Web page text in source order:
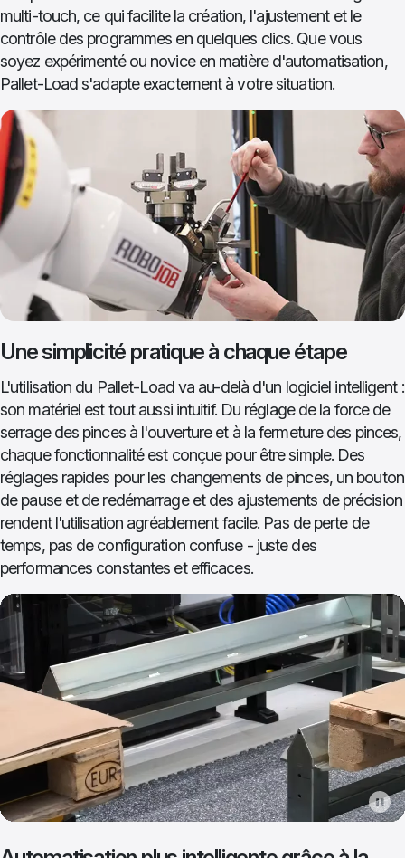
multi-touch, ce qui facilite la création, l'ajustement et le
contrôle des programmes en quelques clics. Que vous
soyez expérimenté ou novice en matière d'automatisation,
Pallet-Load s'adapte exactement à votre situation.
Une simplicité pratique à chaque étape
L'utilisation du Pallet-Load va au-delà d'un logiciel intelligent :
son matériel est tout aussi intuitif. Du réglage de la force de
serrage des pinces à l'ouverture et à la fermeture des pinces,
chaque fonctionnalité est conçue pour être simple. Des
réglages rapides pour les changements de pinces, un bouton
de pause et de redémarrage et des ajustements de précision
rendent l'utilisation agréablement facile. Pas de perte de
temps, pas de configuration confuse - juste des
performances constantes et efficaces.